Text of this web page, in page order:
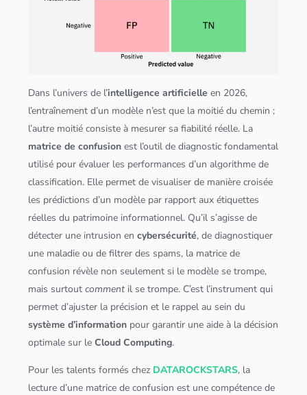
Dans l’univers de l’intelligence artificielle en 2026,
l’entraînement d’un modèle n’est que la moitié du chemin ;
l’autre moitié consiste à mesurer sa fiabilité réelle. La
matrice de confusion est l’outil de diagnostic fondamental
utilisé pour évaluer les performances d’unalgorithme de
classification. Elle permet de visualiser de manière croisée
les prédictions d’un modèle par rapport aux étiquettes
réelles du patrimoine informationnel. Qu’il s’agisse de
détecter une intrusion encybersécurité, de diagnostiquer
une maladie ou de filtrer des spams, la matrice de
confusion révèle non seulement si le modèle se trompe,
mais surtoutcomment il se trompe. C’est l’instrument qui
permet d’ajuster la précision et le rappel au sein du
système d’information pour garantir une aide à la décision
optimale sur leCloud Computing.
Pour les talents formés chez DATAROCKSTARS, la
lecture d’une matrice de confusion est une compétence de